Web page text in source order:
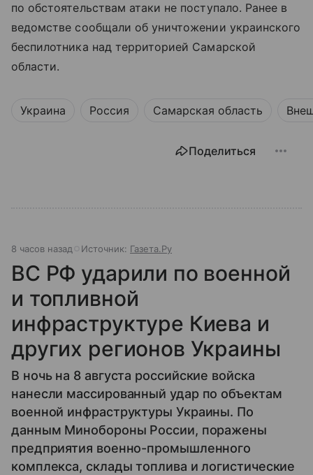
по обстоятельствам атаки не поступало. Ранее в
ведомстве сообщали об уничтожении украинского
беспилотника над территорией Самарской
области.
Украина Россия Самарская область
Поделиться
8 часов назад Источник: Газета.Ру
ВС РФ ударили по военной
и топливной
инфраструктуре Киева и
других регионов Украины
В ночь на 8 августа российские войска
нанесли массированный удар по объектам
военной инфраструктуры Украины. По
данным Минобороны России, поражены
предприятия военно-промышленного
комплекса, склады топлива и логистические